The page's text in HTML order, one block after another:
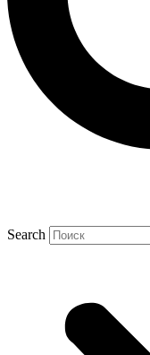
Search